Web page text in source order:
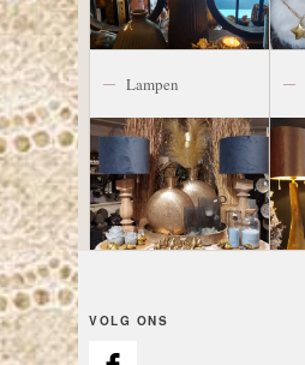
Lampen
VOLG ONS